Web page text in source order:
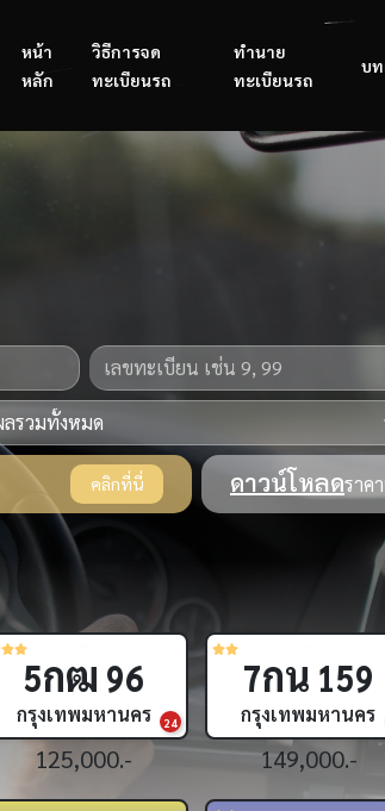
หน้า
หลัก
วิธีการจด
ทะเบียนรถ
ทำนาย
ทะเบียนรถ
บ
คลิกที่นี่ ดาวน์โหลดราค
18
ฎอ7
กรุงเทพมหานคร
1,890,000.-
ฉท5
กรุงเทพมหานคร
1,590,000.-